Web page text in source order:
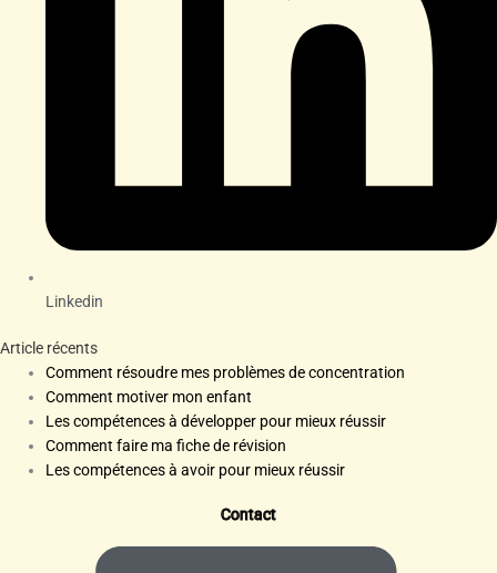
Linkedin
Article récents
Comment résoudre mes problèmes de concentration
Comment motiver mon enfant
Les compétences à développer pour mieux réussir
Comment faire ma fiche de révision
Les compétences à avoir pour mieux réussir
Contact